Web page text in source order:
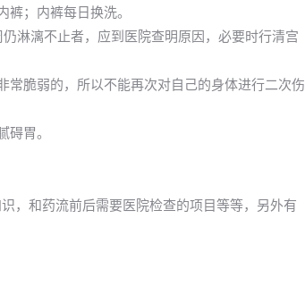
；内裤每日换洗。
淋漓不止者，应到医院查明原因，必要时行清宫
常脆弱的，所以不能再次对自己的身体进行二次伤
胃。
，和药流前后需要医院检查的项目等等，另外有